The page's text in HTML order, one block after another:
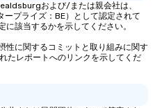
および/または親会社は、
ープライズ：BE）として認定されて
該当するかを示してください。
性に関するコミットと取り組みに関す
レポートへのリンクを示してくだ